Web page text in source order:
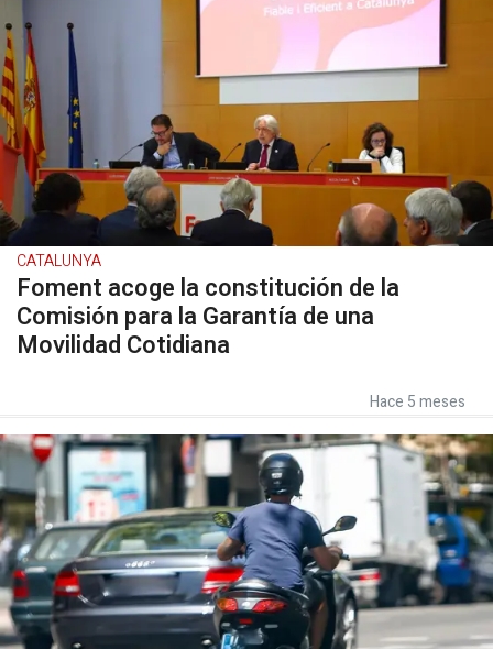
CATALUNYA
Foment acoge la constitución de la
Comisión para la Garantía de una
Movilidad Cotidiana
Hace 5 meses